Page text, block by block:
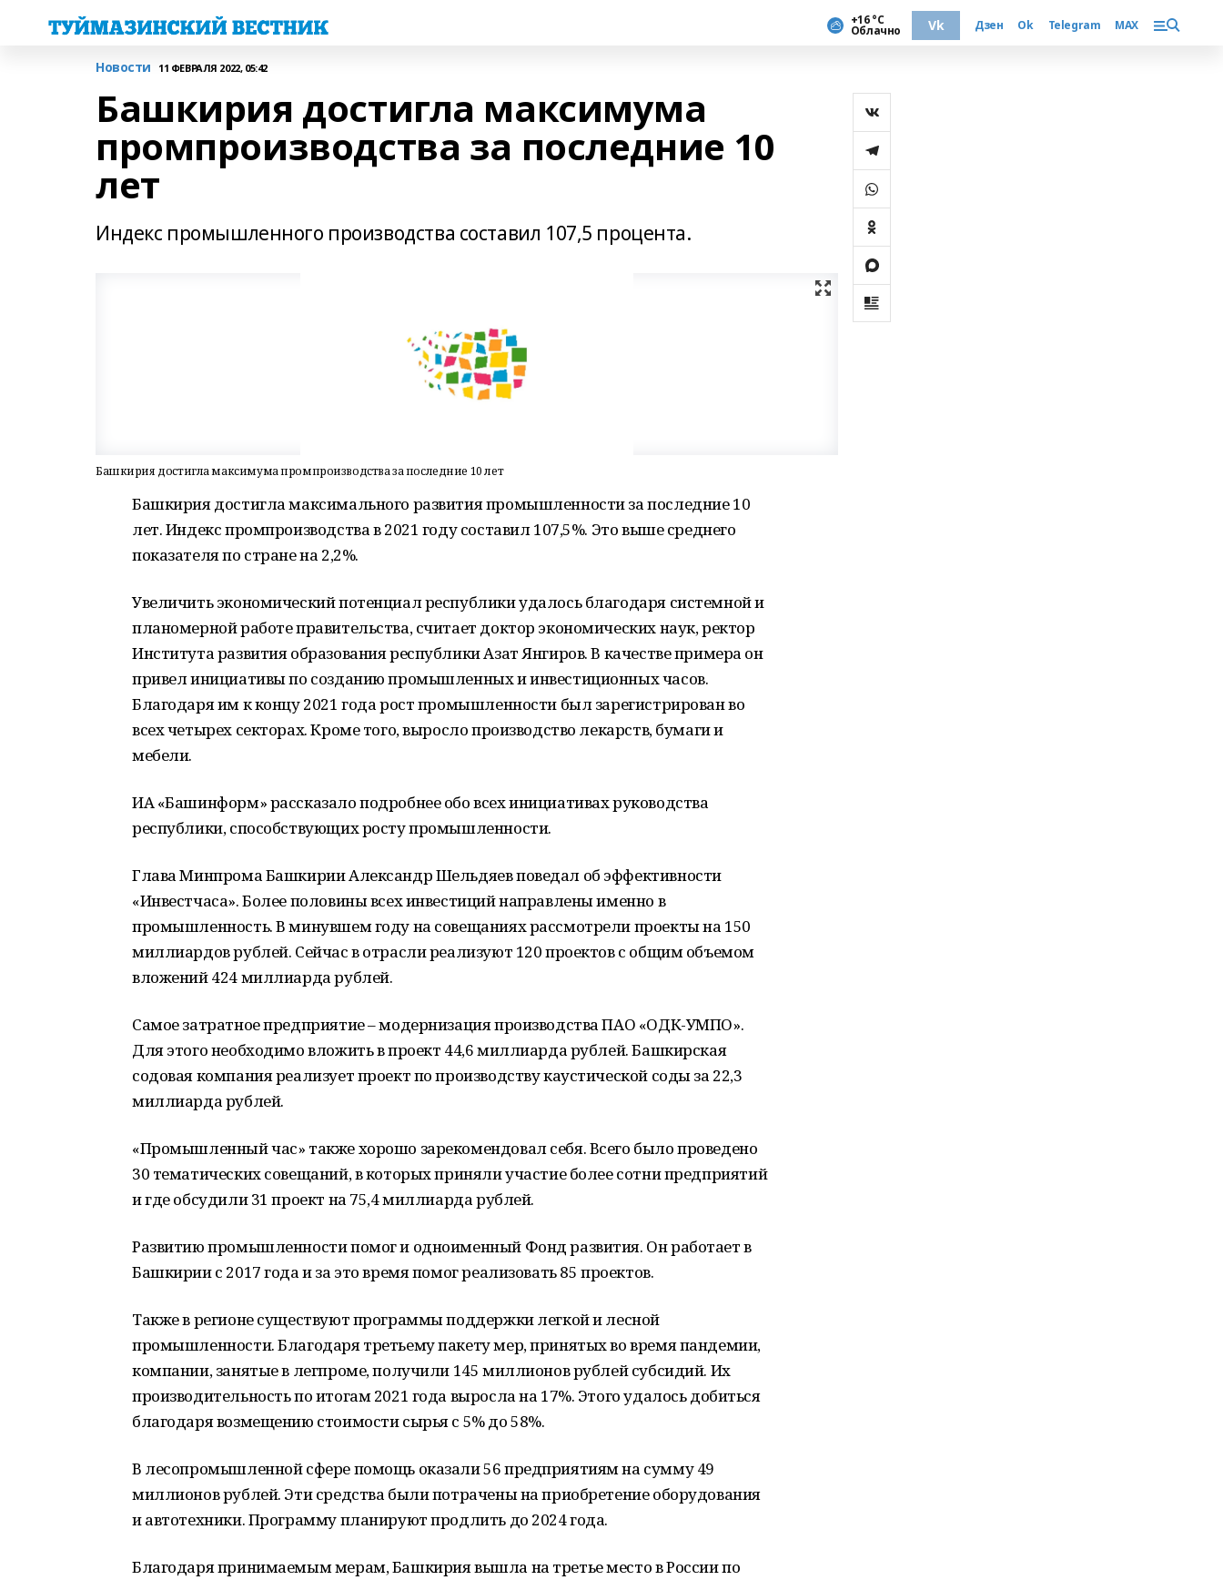
+16 °С
Облачно Vk Дзен Ok Telegram MAX
Новости 11 ФЕВРАЛЯ 2022, 05:42
Башкирия достигла максимума
промпроизводства за последние 10
лет
Индекс промышленного производства составил 107,5 процента.
Башкирия достигла максимума промпроизводства за последние 10 лет
Башкирия достигла максимального развития промышленности за последние 10
лет. Индекс промпроизводства в 2021 году составил 107,5%. Это выше среднего
показателя по стране на 2,2%.
Увеличить экономический потенциал республики удалось благодаря системной и
планомерной работе правительства, считает доктор экономических наук, ректор
Института развития образования республики Азат Янгиров. В качестве примера он
привел инициативы по созданию промышленных и инвестиционных часов.
Благодаря им к концу 2021 года рост промышленности был зарегистрирован во
всех четырех секторах. Кроме того, выросло производство лекарств, бумаги и
мебели.
ИА «Башинформ» рассказало подробнее обо всех инициативах руководства
республики, способствующих росту промышленности.
Глава Минпрома Башкирии Александр Шельдяев поведал об эффективности
«Инвестчаса». Более половины всех инвестиций направлены именно в
промышленность. В минувшем году на совещаниях рассмотрели проекты на 150
миллиардов рублей. Сейчас в отрасли реализуют 120 проектов с общим объемом
вложений 424 миллиарда рублей.
Самое затратное предприятие – модернизация производства ПАО «ОДК-УМПО».
Для этого необходимо вложить в проект 44,6 миллиарда рублей. Башкирская
содовая компания реализует проект по производству каустической соды за 22,3
миллиарда рублей.
«Промышленный час» также хорошо зарекомендовал себя. Всего было проведено
30 тематических совещаний, в которых приняли участие более сотни предприятий
и где обсудили 31 проект на 75,4 миллиарда рублей.
Развитию промышленности помог и одноименный Фонд развития. Он работает в
Башкирии с 2017 года и за это время помог реализовать 85 проектов.
Также в регионе существуют программы поддержки легкой и лесной
промышленности. Благодаря третьему пакету мер, принятых во время пандемии,
компании, занятые в легпроме, получили 145 миллионов рублей субсидий. Их
производительность по итогам 2021 года выросла на 17%. Этого удалось добиться
благодаря возмещению стоимости сырья с 5% до 58%.
В лесопромышленной сфере помощь оказали 56 предприятиям на сумму 49
миллионов рублей. Эти средства были потрачены на приобретение оборудования
и автотехники. Программу планируют продлить до 2024 года.
Благодаря принимаемым мерам, Башкирия вышла на третье место в России по